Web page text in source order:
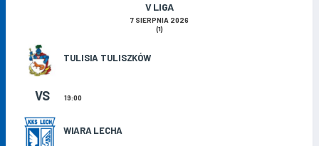
V LIGA
7 SIERPNIA 2026
(1)
TULISIA TULISZKÓW
WIARA LECHA
VS 19:00